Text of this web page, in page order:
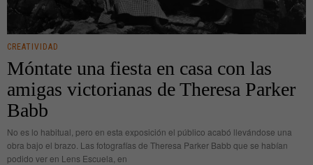
CREATIVIDAD
Móntate una fiesta en casa con las
amigas victorianas de Theresa Parker
Babb
No es lo habitual, pero en esta exposición el público acabó llevándose una
obra bajo el brazo. Las fotografías de Theresa Parker Babb que se habían
podido ver en Lens Escuela, en